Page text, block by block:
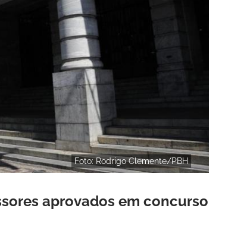
Foto: Rodrigo Clemente/PBH
aprovados em concurso